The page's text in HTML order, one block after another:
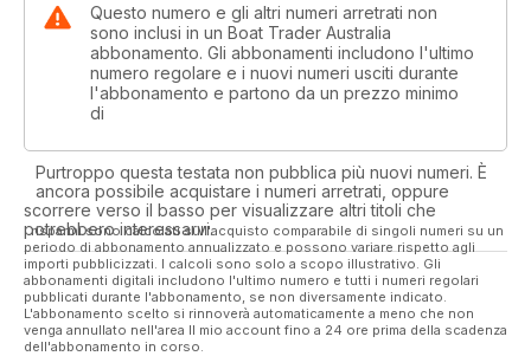
Questo numero e gli altri numeri arretrati non
sono inclusi in un Boat Trader Australia
abbonamento. Gli abbonamenti includono l'ultimo
numero regolare e i nuovi numeri usciti durante
l'abbonamento e partono da un prezzo minimo
di
Purtroppo questa testata non pubblica più nuovi numeri. È
ancora possibile acquistare i numeri arretrati, oppure
scorrere verso il basso per visualizzare altri titoli che
potrebbero interessarvi.
I risparmi sono calcolati sull'acquisto comparabile di singoli numeri su un
periodo di abbonamento annualizzato e possono variare rispetto agli
importi pubblicizzati. I calcoli sono solo a scopo illustrativo. Gli
abbonamenti digitali includono l'ultimo numero e tutti i numeri regolari
pubblicati durante l'abbonamento, se non diversamente indicato.
L'abbonamento scelto si rinnoverà automaticamente a meno che non
venga annullato nell'area Il mio account fino a 24 ore prima della scadenza
dell'abbonamento in corso.